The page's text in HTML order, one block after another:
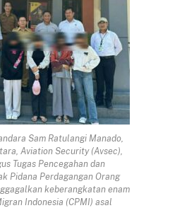
Sam Ratulangi Manado,
Aviation Security (Avsec),
Tugas Pencegahan dan
Pidana Perdagangan Orang
keberangkatan enam
Indonesia (CPMI) asal